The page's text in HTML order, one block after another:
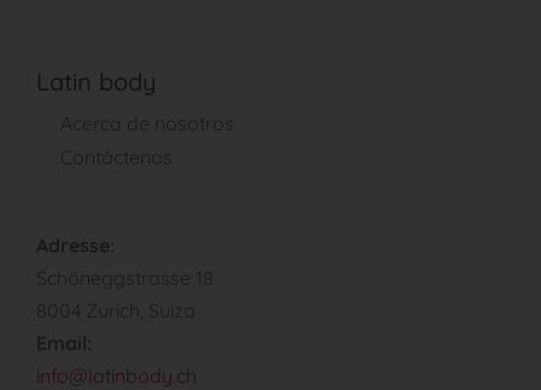
Latin body
Acerca de nosotros
Contáctenos
Adresse:
Schöneggstrasse 18
8004 Zurich, Suiza
Email:
info@latinbody.ch